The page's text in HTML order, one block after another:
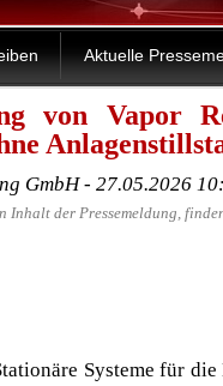
Aktuelle
von Vapor
GmbH - 27.05.2026
der Pressemeldung,
Systeme für